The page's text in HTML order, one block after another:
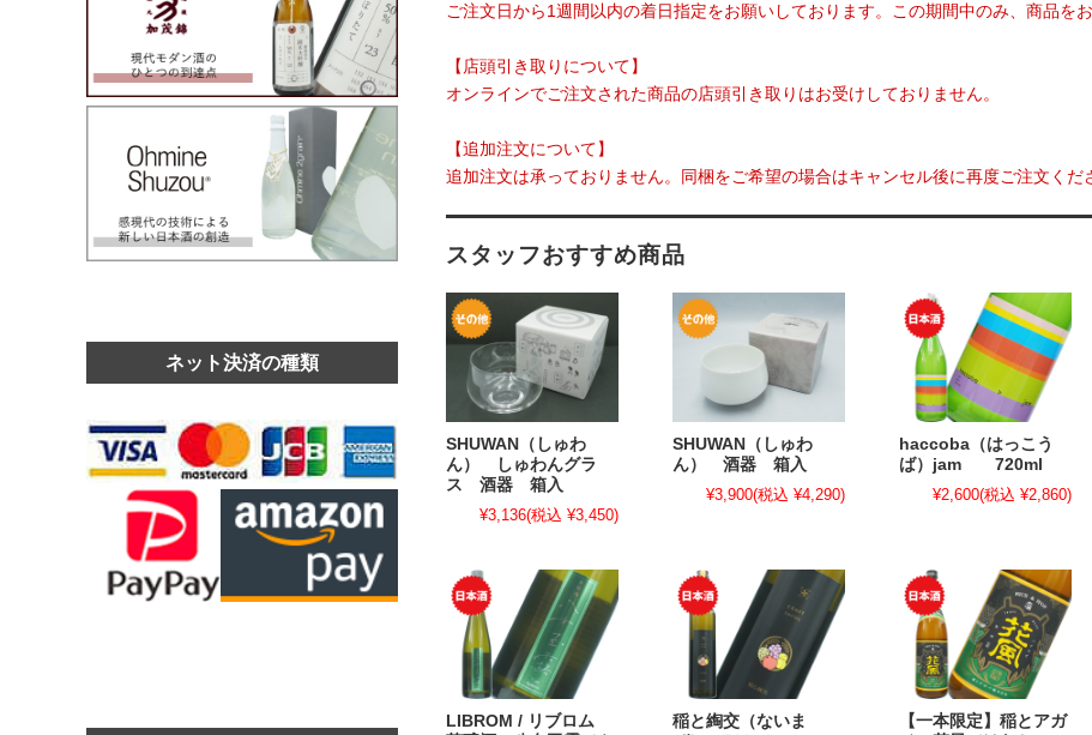
ご注文日から1週間以内の着日指定をお願いしております。この期間中のみ、商品を
【店頭引き取りについて】
オンラインでご注文された商品の店頭引き取りはお受けしておりません。
【追加注文について】
追加注文は承っておりません。同梱をご希望の場合はキャンセル後に再度ご注文くだ
スタッフおすすめ商品
SHUWAN（しゅわ
ん） しゅわんグラ
ス 酒器 箱入
¥3,136(税込 ¥3,450)
SHUWAN（しゅわ
ん） 酒器 箱入
¥3,900(税込 ¥4,290)
haccoba（はっこう
ば）jam 720ml
¥2,600(税込 ¥2,860)
LIBROM / リブロム
稲と綯交（ないま
【一本限定】稲とアガ
ネット決済の種類